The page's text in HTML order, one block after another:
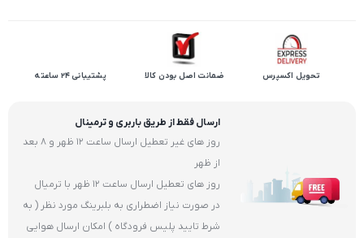
تحویل اکسپرس ضمانت اصل بودن کالا پشتیبانی 24 ساعته
ارسال فقط از طریق باربری و ترمینال
روز های غیر تعطیل ارسال ساعت 12 ظهر و 8 بعد
از ظهر
روز های تعطیل ارسال ساعت 12 ظهر با ترمیال
در صورت نیاز اضطراری به بلبرینگ مورد نظر ( به
شرط تایید پلیس فرودگاه ) امکان ارسال هوایی